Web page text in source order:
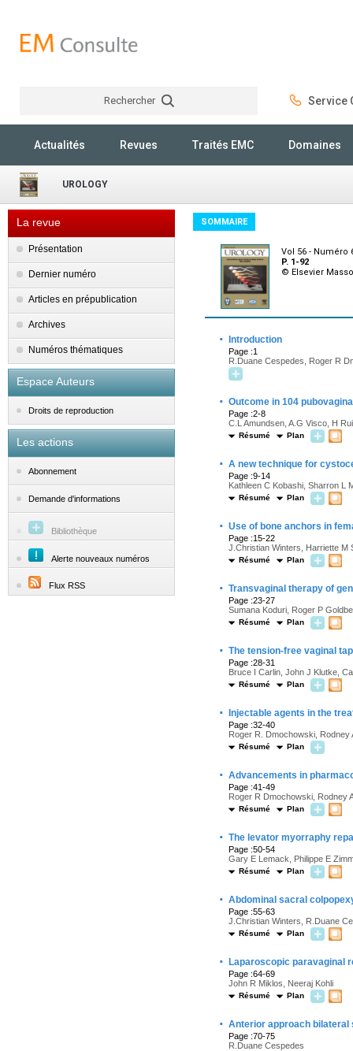
Rechercher Service
Actualités Revues Traités EMC Domaines
UROLOGY
La revue
Présentation
Dernier numéro
Articles en prépublication
Archives
Numéros thématiques
Espace Auteurs
Droits de reproduction
Les actions
Abonnement
Demande d'informations
Bibliothèque
Alerte nouveaux numéros
Flux RSS
SOMMAIRE
Vol 56 - Numéro
P. 1-92
© Elsevier
· Introduction
Page :1
R.Duane Cespedes, Roger R
· Outcome in 104
Page :2-8
C.L Amundsen, A.G Visco, H
Résumé Plan
· A new technique for
Page :9-14
Kathleen C Kobashi, Sharron L
Résumé Plan
· Use of bone anchors in
Page :15-22
J.Christian Winters, Harriette M
Résumé Plan
· Transvaginal therapy of
Page :23-27
Sumana Koduri, Roger P
Résumé Plan
· The tension-free vaginal
Page :28-31
Bruce I Carlin, John J Klutke,
Résumé Plan
· Injectable agents in the
Page :32-40
Roger R. Dmochowski, Rodney
Résumé Plan
· Advancements in
Page :41-49
Roger R Dmochowski, Rodney
Résumé Plan
· The levator myorraphy
Page :50-54
Gary E Lemack, Philippe E
Résumé Plan
· Abdominal sacral
Page :55-63
J.Christian Winters, R.Duane
Résumé Plan
· Laparoscopic paravaginal
Page :64-69
John R Miklos, Neeraj Kohli
Résumé Plan
· Anterior approach bilateral
Page :70-75
R.Duane Cespedes